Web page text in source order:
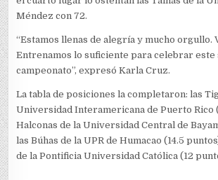
Méndez con 72.
“Estamos llenas de alegría y mucho orgullo.
Entrenamos lo suficiente para celebrar este
campeonato”, expresó Karla Cruz.
La tabla de posiciones la completaron: las
Universidad Interamericana de Puerto Rico
Halconas de la Universidad Central de
las Búhas de la UPR de Humacao (14.5
de la Pontificia Universidad Católica (12